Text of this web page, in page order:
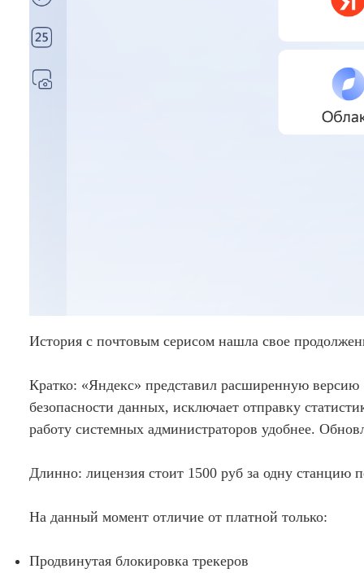
История с почтовым серисом нашла свое
Кратко: «Яндекс» представил расширенную версию
безопасности данных, исключает отправку
работу системных администраторов удобнее.
Длинно: лицензия стоит 1500 руб за одну станцию
На данный момент отличие от платной только:
Продвинутая блокировка трекеров